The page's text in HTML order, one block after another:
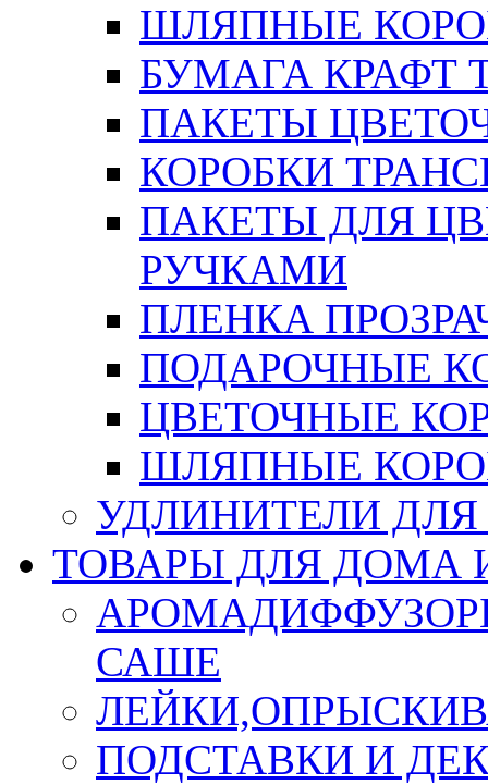
ШЛЯПНЫЕ
БУМАГА КРАФТ
ПАКЕТЫ
КОРОБКИ
ПАКЕТЫ ДЛЯ
РУЧКАМИ
ПЛЕНКА
ПОДАРОЧНЫЕ
ЦВЕТОЧНЫЕ
ШЛЯПНЫЕ
УДЛИНИТЕЛИ
ТОВАРЫ ДЛЯ ДОМА
САШЕ
ПОДСТАВКИ И